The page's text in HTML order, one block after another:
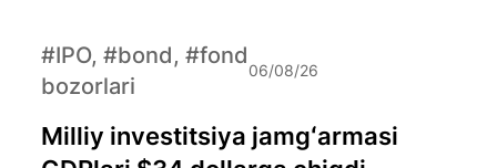
Milliy investitsiya jamgʻarmasi
#IPO, #bond, #fond
bozorlari
06/08/26